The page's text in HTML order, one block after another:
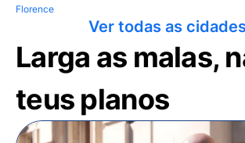
Florence
Ver todas as
Larga as malas,
teus planos